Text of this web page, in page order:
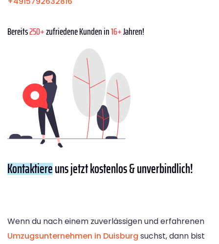
Bereits250+zufriedene Kunden in16+Jahren!
Kontaktiereuns jetzt kostenlos & unverbindlich!
Wenn du nach einem zuverlässigen und erfahrenen
Umzugsunternehmen in Duisburg suchst, dann bist